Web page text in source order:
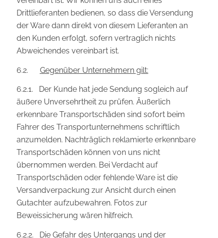
Drittlieferanten bedienen, so dass die Versendung
der Ware dann direkt von diesem Lieferanten an
den Kunden erfolgt, sofern vertraglich nichts
Abweichendes vereinbart ist.
6.2. Gegenüber Unternehmern gilt:
6.2.1. Der Kunde hat jede Sendung sogleich auf
äußere Unversehrtheit zu prüfen. Äußerlich
erkennbare Transportschäden sind sofort beim
Fahrer des Transportunternehmens schriftlich
anzumelden. Nachträglich reklamierte erkennbare
Transportschäden können von uns nicht
übernommen werden. Bei Verdacht auf
Transportschäden oder fehlende Ware ist die
Versandverpackung zur Ansicht durch einen
Gutachter aufzubewahren. Fotos zur
Beweissicherung wären hilfreich.
6.2.2. Die Gefahr des Untergangs und der